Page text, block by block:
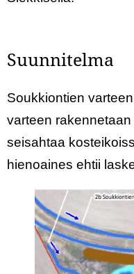
Suunnitelma
Soukkiontien
varteen
seisahtaa
hienoaines ehtii